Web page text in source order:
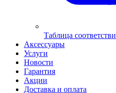
Таблица
Аксессуары
Услуги
Новости
Гарантия
Акции
Доставка и оплата